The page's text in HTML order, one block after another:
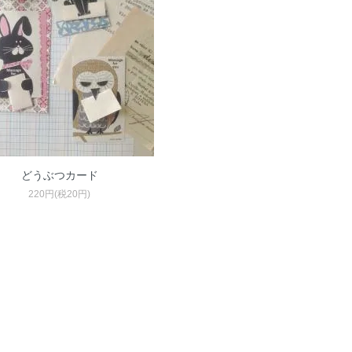
どうぶつカード
220円(税20円)